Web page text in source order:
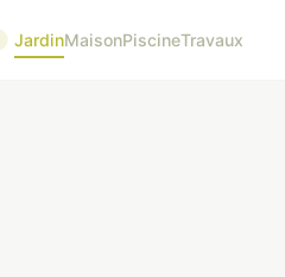
JardinMaisonPiscineTravaux